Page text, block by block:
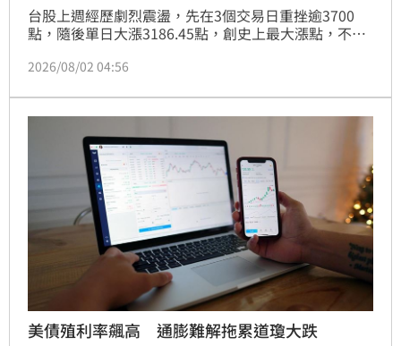
台股上週經歷劇烈震盪，先在3個交易日重挫逾3700
點，隨後單日大漲3186.45點，創史上最大漲點，不過
出，本週台股能否延續反彈，將觀察美股及日韓股市走
2026/08/02 04:56
美債殖利率飆高 通膨難解拖累道瓊大跌